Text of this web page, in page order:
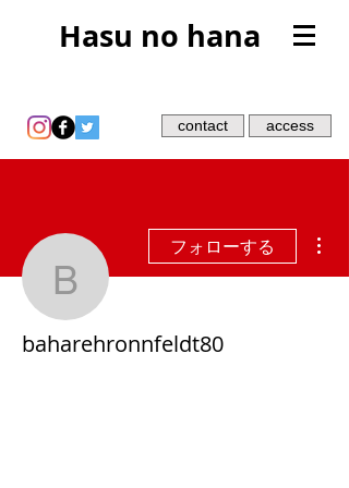
Hasu no hana
contact access
フォローする
baharehronnfeldt80